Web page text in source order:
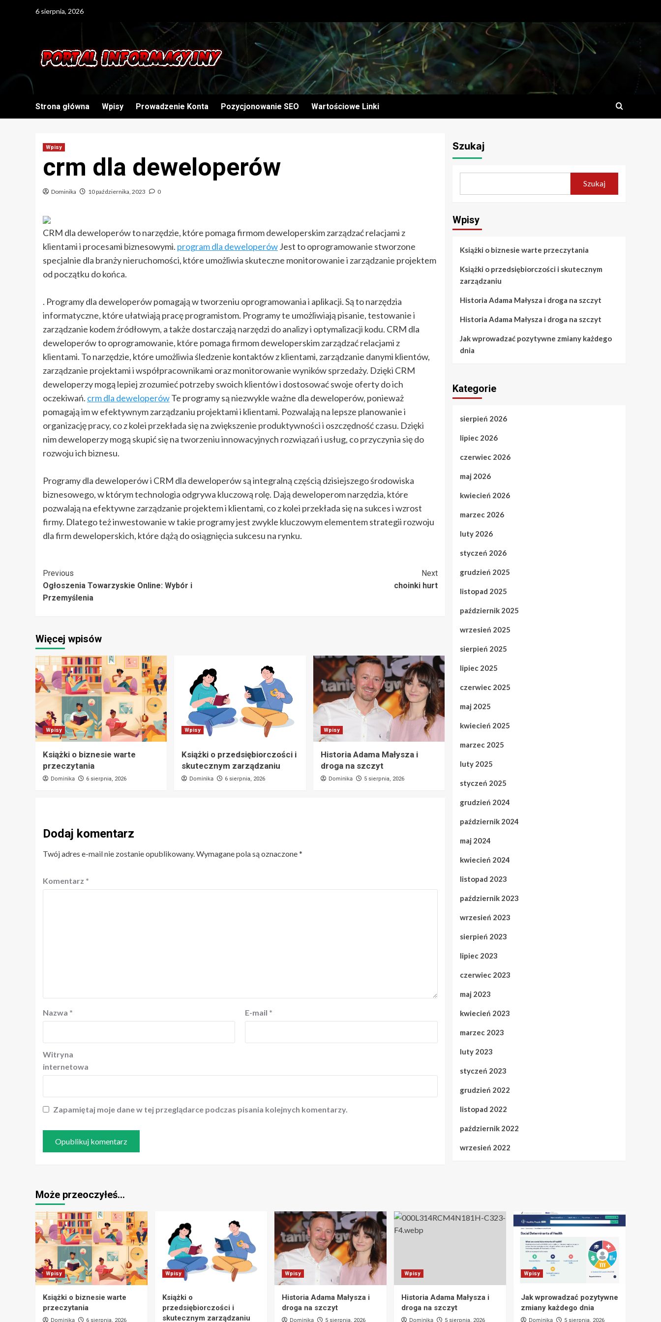
6 sierpnia, 2026
Strona główna Wpisy Prowadzenie Konta Pozycjonowanie SEO Wartościowe Linki
Wpisy
crm dla deweloperów
Dominika 10 października, 2023 0
CRM dla deweloperów to narzędzie, które pomaga firmom deweloperskim zarządzać relacjami z
klientami i procesami biznesowymi. program dla deweloperówJest to oprogramowanie stworzone
specjalnie dla branży nieruchomości, które umożliwia skuteczne monitorowanie i zarządzanie projektem
od początku do końca.
. Programy dla deweloperów pomagają w tworzeniu oprogramowania i aplikacji. Są to narzędzia
informatyczne, które ułatwiają pracę programistom. Programy te umożliwiają pisanie, testowanie i
zarządzanie kodem źródłowym, a także dostarczają narzędzi do analizy i optymalizacji kodu. CRM dla
deweloperów to oprogramowanie, które pomaga firmom deweloperskim zarządzać relacjami z
klientami. To narzędzie, które umożliwia śledzenie kontaktów z klientami, zarządzanie danymi klientów,
zarządzanie projektami i współpracownikami oraz monitorowanie wyników sprzedaży. Dzięki CRM
deweloperzy mogą lepiej zrozumieć potrzeby swoich klientów i dostosować swoje oferty do ich
oczekiwań. crm dla deweloperówTe programy są niezwykle ważne dla deweloperów, ponieważ
pomagają im w efektywnym zarządzaniu projektami i klientami. Pozwalają na lepsze planowanie i
organizację pracy, co z kolei przekłada się na zwiększenie produktywności i oszczędność czasu. Dzięki
nim deweloperzy mogą skupić się na tworzeniu innowacyjnych rozwiązań i usług, co przyczynia się do
rozwoju ich biznesu.
Programy dla deweloperów i CRM dla deweloperów są integralną częścią dzisiejszego środowiska
biznesowego, w którym technologia odgrywa kluczową rolę. Dają deweloperom narzędzia, które
pozwalają na efektywne zarządzanie projektem i klientami, co z kolei przekłada się na sukces i wzrost
firmy. Dlatego też inwestowanie w takie programy jest zwykle kluczowym elementem strategii rozwoju
dla firm deweloperskich, które dążą do osiągnięcia sukcesu na rynku.
Post
Navigation
Previous
Ogłoszenia Towarzyskie Online: Wybór i
Przemyślenia
Next
choinki hurt
Więcej wpisów
Wpisy
Książki o biznesie warte
przeczytania
Dominika 6 sierpnia, 2026
Wpisy
Książki o przedsiębiorczości i
skutecznym zarządzaniu
Dominika 6 sierpnia, 2026
Wpisy
Historia Adama Małysza i
droga na szczyt
Dominika 5 sierpnia, 2026
Dodaj komentarz
Twój adres e-mail nie zostanie opublikowany.Wymagane pola są oznaczone*
Komentarz *
Nazwa * E-mail *
Witryna
internetowa
Zapamiętaj moje dane w tej przeglądarce podczas pisania kolejnych komentarzy.
Szukaj
Szukaj
Wpisy
Książki o biznesie warte przeczytania
Książki o przedsiębiorczości i skutecznym
zarządzaniu
Historia Adama Małysza i droga na szczyt
Historia Adama Małysza i droga na szczyt
Jak wprowadzać pozytywne zmiany każdego
dnia
Kategorie
sierpień 2026
lipiec 2026
czerwiec 2026
maj 2026
kwiecień 2026
marzec 2026
luty 2026
styczeń 2026
grudzień 2025
listopad 2025
październik 2025
wrzesień 2025
sierpień 2025
lipiec 2025
czerwiec 2025
maj 2025
kwiecień 2025
marzec 2025
luty 2025
styczeń 2025
grudzień 2024
październik 2024
maj 2024
kwiecień 2024
listopad 2023
październik 2023
wrzesień 2023
sierpień 2023
lipiec 2023
czerwiec 2023
maj 2023
kwiecień 2023
marzec 2023
luty 2023
styczeń 2023
grudzień 2022
listopad 2022
październik 2022
wrzesień 2022
Może przeoczyłeś…
Wpisy
Książki o biznesie warte
przeczytania
Dominika 6 sierpnia, 2026
Wpisy
Książki o
przedsiębiorczości i
skutecznym zarządzaniu
Wpisy
Historia Adama Małysza i
droga na szczyt
Dominika 5 sierpnia, 2026
Wpisy
Historia Adama Małysza i
droga na szczyt
Dominika 5 sierpnia, 2026
Wpisy
Jak wprowadzać pozytywne
zmiany każdego dnia
Dominika 5 sierpnia, 2026